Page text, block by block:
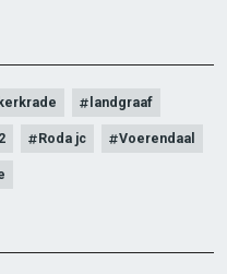
kerkrade landgraaf
Roda jc Voerendaal